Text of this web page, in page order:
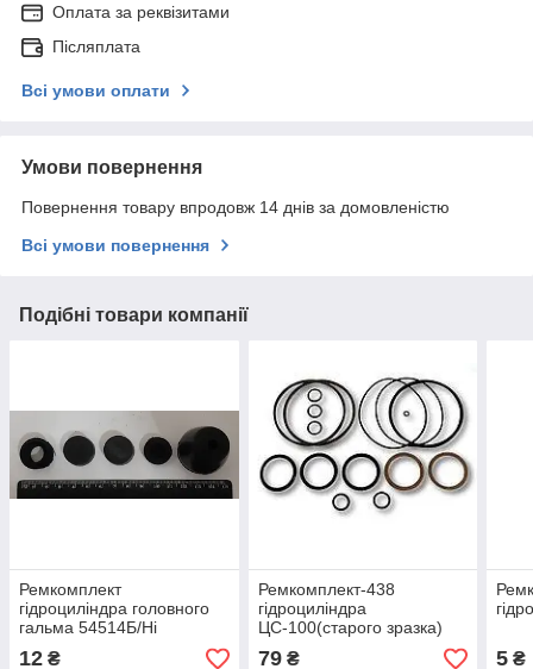
Оплата за реквізитами
Післяплата
Всі умови оплати
Умови повернення
Повернення товару впродовж 14 днів за домовленістю
Всі умови повернення
Подібні товари компанії
Ремкомплект
гідроциліндра головного
гальма 54514Б/Ні
12 ₴
Ремкомплект-438
гідроциліндра
ЦС-100(старого зразка)
(Україна)
79₴ 5 ₴